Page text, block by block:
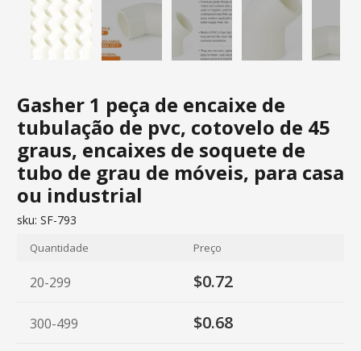
Gasher 1 peça de encaixe de
tubulação de pvc, cotovelo de 45
graus, encaixes de soquete de
tubo de grau de móveis, para casa
ou industrial
sku: SF-793
Quantidade Preço
20-299 $0.72
300-499 $0.68